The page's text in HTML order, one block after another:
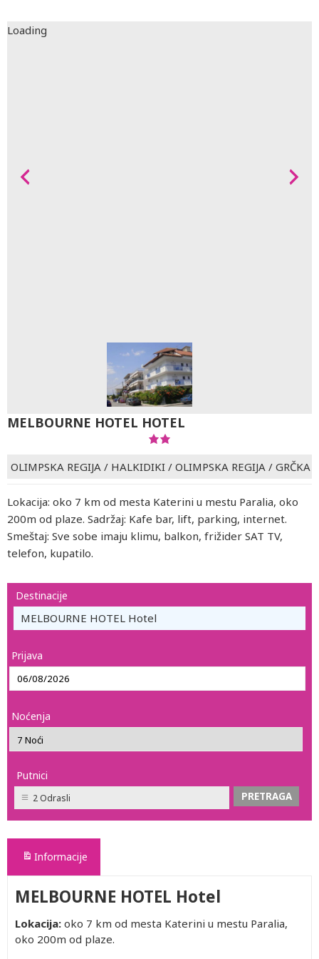
Loading
MELBOURNE HOTEL HOTEL
OLIMPSKA REGIJA / HALKIDIKI / OLIMPSKA REGIJA / GRČKA
Lokacija: oko 7 km od mesta Katerini u mestu Paralia, oko
200m od plaze. Sadržaj: Kafe bar, lift, parking, internet.
Smeštaj: Sve sobe imaju klimu, balkon, frižider SAT TV,
telefon, kupatilo.
Destinacije
MELBOURNE HOTEL Hotel
Prijava
Noćenja
Putnici
2 Odrasli
Informacije
MELBOURNE HOTEL Hotel
Lokacija: oko 7 km od mesta Katerini u mestu Paralia,
oko 200m od plaze.